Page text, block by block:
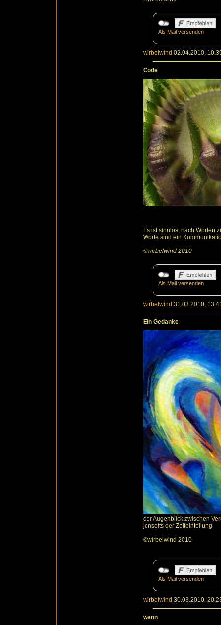
Als Mail versenden
wirbelwind 02.04.2010,
Code
Es ist sinnlos, nach Worten
Worte sind ein
©wirbelwind 2010
Als Mail versenden
wirbelwind 31.03.2010,
Ein Gedanke
der Augenblick zwischen
jenseits der Zeiteinteilung.
©wirbelwind 2010
Als Mail versenden
wirbelwind 30.03.2010,
wenn